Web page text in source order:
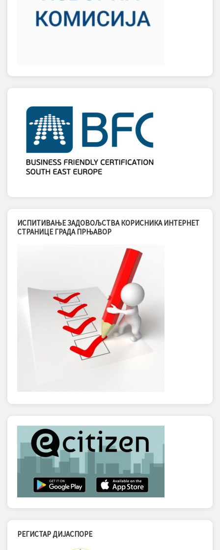
ИСПИТИВАЊЕ ЗАДОВОЉСТВА КОРИСНИКА ИНТЕРНЕТ
СТРАНИЦЕ ГРАДА ПРЊАВОР
РЕГИСТАР ДИЈАСПОРЕ